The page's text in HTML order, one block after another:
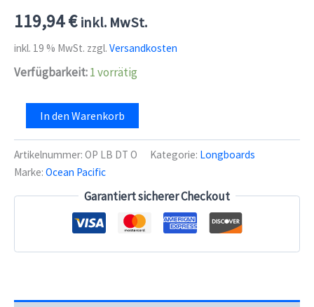
119,94€ inkl. MwSt.
inkl. 19 % MwSt. zzgl. Versandkosten
Verfügbarkeit:1 vorrätig
36"
Drop
Through
Longboard
(36"
Menge
In den Warenkorb
Artikelnummer: OP LB DT O Kategorie: Longboards
Marke: Ocean Pacific
Garantiert sicherer Checkout